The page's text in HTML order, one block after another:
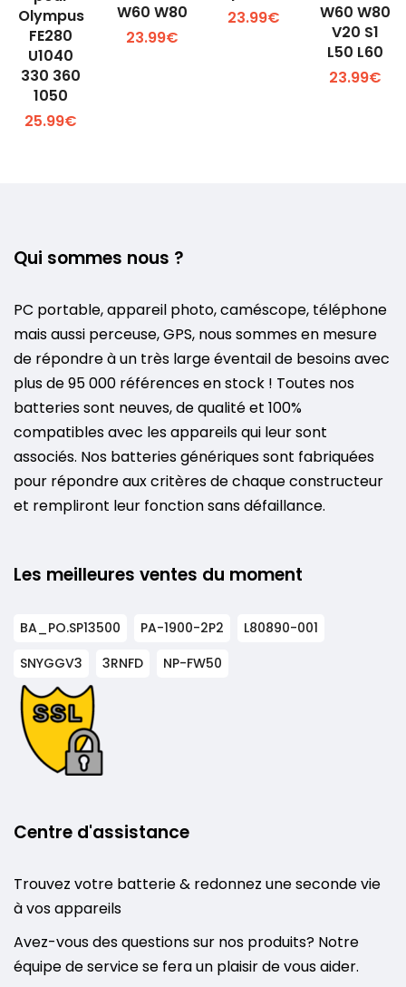
Voir
Olympus
FE280
U1040
330 360
1050
25.99€
W60 W80
23.99€
23.99€
W60 W80
V20 S1
L50 L60
23.99€
Qui sommes nous ?
PC portable, appareil photo, caméscope, téléphone
mais aussi perceuse, GPS, nous sommes en mesure
de répondre à un très large éventail de besoins avec
plus de 95 000 références en stock ! Toutes nos
batteries sont neuves, de qualité et 100%
compatibles avec les appareils qui leur sont
associés. Nos batteries génériques sont fabriquées
pour répondre aux critères de chaque constructeur
et rempliront leur fonction sans défaillance.
Les meilleures ventes du moment
BA_PO.SP13500 PA-1900-2P2
L80890-001
SNYGGV3
3RNFD NP-FW50
Centre d'assistance
Trouvez votre batterie & redonnez une seconde vie
à vos appareils
Avez-vous des questions sur nos produits? Notre
équipe de service se fera un plaisir de vous aider.